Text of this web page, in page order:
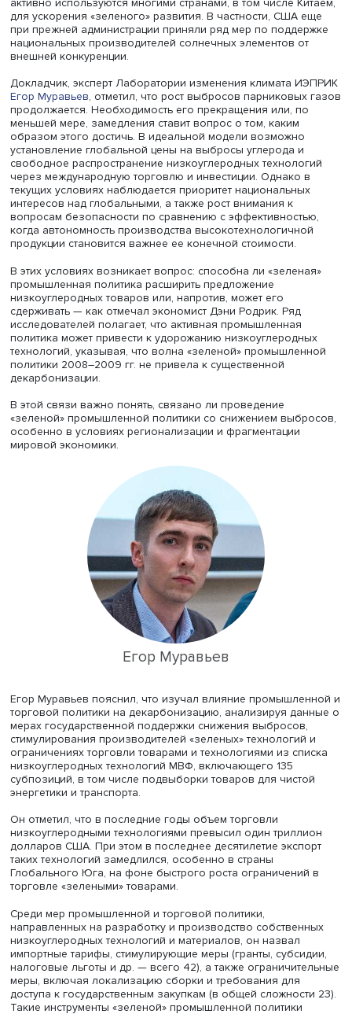
Игорь Макаров
Он подчеркнул, что промышленная и торговая
активно используются многими странами, в том числе
для ускорения «зеленого» развития. В частности, США
при прежней администрации приняли ряд мер по
национальных производителей солнечных элементов
внешней конкуренции.
Егор Муравьев, отметил, что рост выбросов
продолжается. Необходимость его прекращения или,
меньшей мере, замедления ставит вопрос о том, каким
образом этого достичь. В идеальной модели возможно
установление глобальной цены на выбросы углерода и
свободное распространение низкоуглеродных
через международную торговлю и инвестиции. Однако
текущих условиях наблюдается приоритет
интересов над глобальными, а также рост внимания к
вопросам безопасности по сравнению с
когда автономность производства
продукции становится важнее ее конечной стоимости.
В этих условиях возникает вопрос: способна ли
промышленная политика расширить предложение
низкоуглеродных товаров или, напротив, может его
сдерживать — как отмечал экономист Дэни Родрик. Ряд
исследователей полагает, что активная промышленная
политика может привести к удорожанию
технологий, указывая, что волна «зеленой»
политики 2008–2009 гг. не привела к существенной
декарбонизации.
В этой связи важно понять, связано ли проведение
«зеленой» промышленной политики со снижением
особенно в условиях регионализации и фрагментации
Егор Муравьев
Егор Муравьев пояснил, что изучал влияние
торговой политики на декарбонизацию, анализируя
мерах государственной поддержки снижения